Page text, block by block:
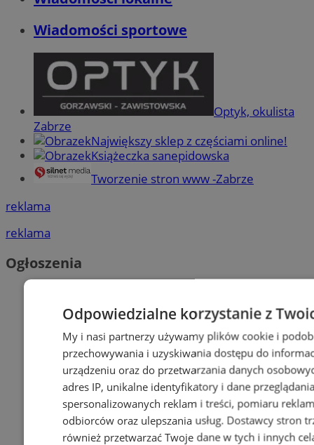
Wiadomości sportowe
Optyk, okulista
Zabrze
Największy sklep z częściami online!
Książeczka sanepidowska
Tworzenie stron www -Zabrze
reklama
reklama
Ogłoszenia
Odpowiedzialne korzystanie z
My i nasi partnerzy używamy plików cookie i
przechowywania i uzyskiwania dostępu do
urządzeniu oraz do przetwarzania danych
adres IP, unikalne identyfikatory i dane
spersonalizowanych reklam i treści, pomiaru
odbiorców oraz ulepszania usług. Dostawcy stron
również przetwarzać Twoje dane w tych i innych